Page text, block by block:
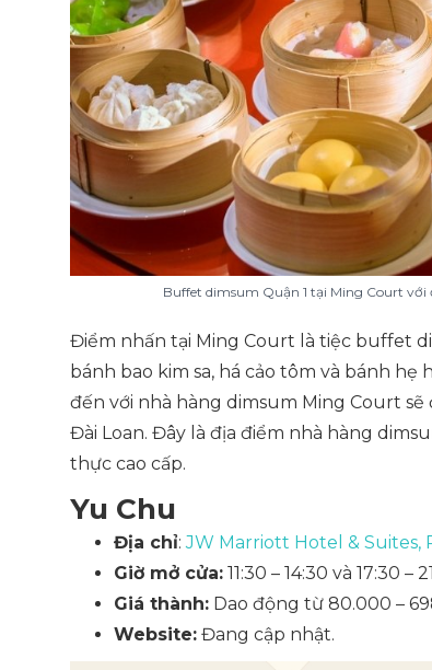
Buffet dimsum Quận 1 tại Ming Court
Điểm nhấn tại Ming Court là tiệc buffet
bánh bao kim sa, há cảo tôm và bánh
đến với nhà hàng dimsum Ming Court
Đài Loan. Đây là địa điểm nhà hàng
thực cao cấp.
Yu Chu ​
Địa chỉ:JW Marriott Hotel & Suites,
Giờ mở cửa: 11:30 – 14:30 và 17:30 –
Giá thành: Dao động từ 80.000 –
Website: Đang cập nhật.